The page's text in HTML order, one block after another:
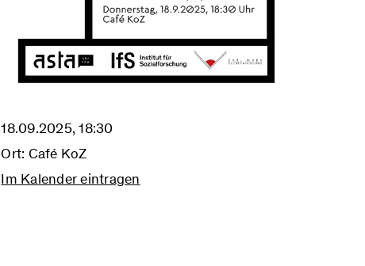
18.09.2025, 18:30
Ort: Café KoZ
Im Kalender eintragen